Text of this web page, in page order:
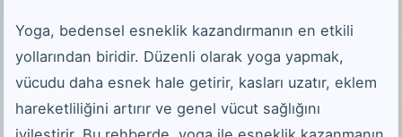
Yoga, bedensel esneklik kazandırmanın en etkili
yollarından biridir. Düzenli olarak yoga yapmak,
vücudu daha esnek hale getirir, kasları uzatır, eklem
hareketliliğini artırır ve genel vücut sağlığını